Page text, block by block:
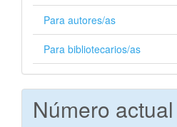
Para autores/as
Para bibliotecarios/as
Número actual